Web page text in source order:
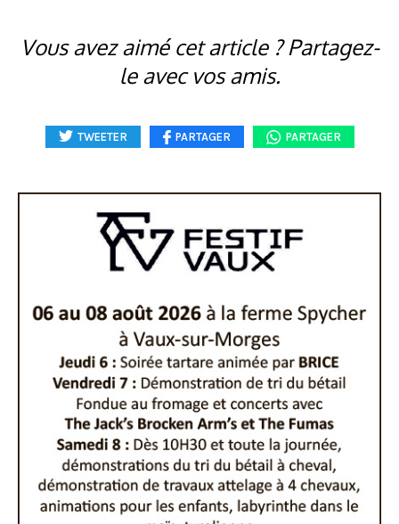
Vous avez aimé cet article ? Partagez-
le avec vos amis.
TWEETER PARTAGER PARTAGER